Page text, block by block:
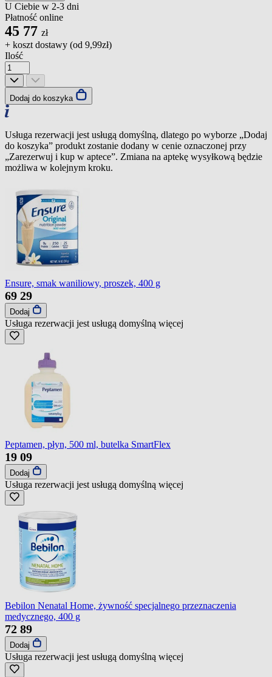
U Ciebie w 2-3 dni
Płatność online
45 77 zł
+ koszt dostawy (od 9,99zł)
Ilość
Dodaj do koszyka
Usługa rezerwacji jest usługą domyślną, dlatego po wyborze „Dodaj
do koszyka” produkt zostanie dodany w cenie oznaczonej przy
„Zarezerwuj i kup w aptece”. Zmiana na aptekę wysyłkową będzie
możliwa w kolejnym kroku.
Ensure, smak waniliowy, proszek, 400 g
69 29
Dodaj
Usługa rezerwacji jest usługą domyślną więcej
Peptamen, płyn, 500 ml, butelka SmartFlex
19 09
Dodaj
Usługa rezerwacji jest usługą domyślną więcej
Bebilon Nenatal Home, żywność specjalnego przeznaczenia
medycznego, 400 g
72 89
Dodaj
Usługa rezerwacji jest usługą domyślną więcej